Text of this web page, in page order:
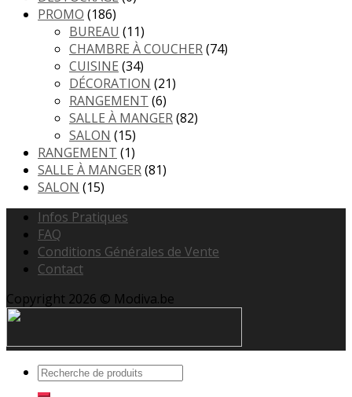
PROMO (186)
BUREAU (11)
CHAMBRE À COUCHER(74)
CUISINE (34)
DÉCORATION (21)
RANGEMENT (6)
SALLE À MANGER(82)
SALON (15)
RANGEMENT (1)
SALLE À MANGER(81)
SALON (15)
Infos Pratiques
FAQ
Conditions Générales de Vente
Contact
Copyright 2026 © Modiva.be